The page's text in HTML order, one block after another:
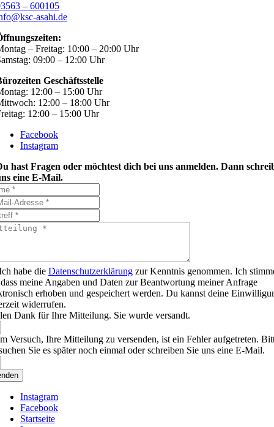
– 600105
asahi.de
– Freitag: 10:00 – 20:00 Uhr
09:00 – 12:00 Uhr
Geschäftsstelle
12:00 – 15:00 Uhr
12:00 – 18:00 Uhr
12:00 – 15:00 Uhr
Facebook
Instagram
hast Fragen oder möchtest dich bei uns anmelden. Dann
eine E-Mail.
habe die Datenschutzerklärung zur Kenntnis genommen. Ich
meine Angaben und Daten zur Beantwortung meiner Anfrage
erhoben und gespeichert werden. Du kannst deine
widerrufen.
Dank für Ihre Mitteilung. Sie wurde versandt.
Versuch, Ihre Mitteilung zu versenden, ist ein Fehler aufgetreten.
Sie es später noch einmal oder schreiben Sie uns eine E-Mail.
Instagram
Facebook
Startseite